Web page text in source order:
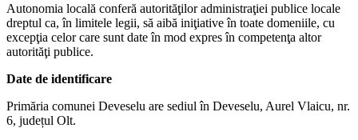
Autonomia locală conferă autorităţilor administraţiei publice locale
dreptul ca, în limitele legii, să aibă iniţiative în toate domeniile, cu
excepţia celor care sunt date în mod expres în competenţa altor
autorităţi publice.
Date de identificare
Primăria comunei Deveselu are sediul în Deveselu, Aurel Vlaicu, nr.
6, județul Olt.